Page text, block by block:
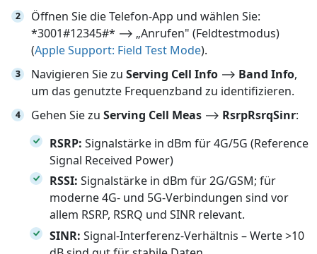
Öffnen Sie die Telefon-App und wählen Sie:
*3001#12345#* ⟶ „Anrufen" (Feldtestmodus)
(Apple Support: Field Test Mode).
Navigieren Sie zu Serving Cell Info ⟶ Band Info,
um das genutzte Frequenzband zu identifizieren.
Gehen Sie zu Serving Cell Meas ⟶ RsrpRsrqSinr:
RSRP: Signalstärke in dBm für 4G/5G (Reference
Signal Received Power)
RSSI: Signalstärke in dBm für 2G/GSM; für
moderne 4G- und 5G-Verbindungen sind vor
allem RSRP, RSRQ und SINR relevant.
SINR: Signal-Interferenz-Verhältnis – Werte >10